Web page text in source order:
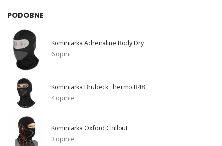
PODOBNE
Kominiarka Adrenaline Body Dry
6 opini
Kominiarka Brubeck Thermo B48
4 opinie
Kominiarka Oxford Chillout
3 opinie